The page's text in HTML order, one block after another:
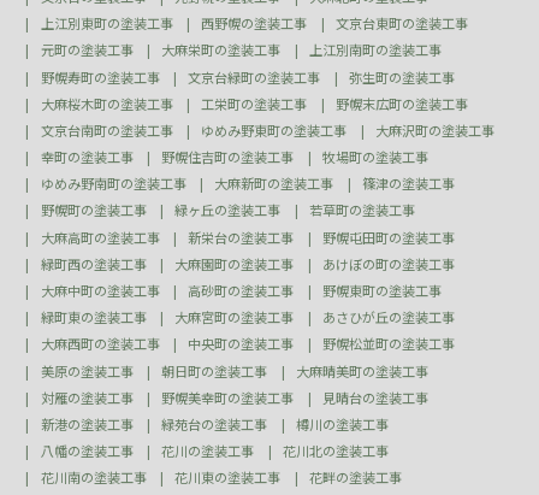
上江別東町の塗装工事
西野幌の塗装工事
文京台東町の塗装工事
元町の塗装工事
大麻栄町の塗装工事
上江別南町の塗装工事
野幌寿町の塗装工事
文京台緑町の塗装工事
弥生町の塗装工事
大麻桜木町の塗装工事
工栄町の塗装工事
野幌末広町の塗装工事
文京台南町の塗装工事
ゆめみ野東町の塗装工事
大麻沢町の塗装工事
幸町の塗装工事
野幌住吉町の塗装工事
牧場町の塗装工事
ゆめみ野南町の塗装工事
大麻新町の塗装工事
篠津の塗装工事
野幌町の塗装工事
緑ヶ丘の塗装工事
若草町の塗装工事
大麻高町の塗装工事
新栄台の塗装工事
野幌屯田町の塗装工事
緑町西の塗装工事
大麻園町の塗装工事
あけぼの町の塗装工事
大麻中町の塗装工事
高砂町の塗装工事
野幌東町の塗装工事
緑町東の塗装工事
大麻宮町の塗装工事
あさひが丘の塗装工事
大麻西町の塗装工事
中央町の塗装工事
野幌松並町の塗装工事
美原の塗装工事
朝日町の塗装工事
大麻晴美町の塗装工事
対雁の塗装工事
野幌美幸町の塗装工事
見晴台の塗装工事
新港の塗装工事
緑苑台の塗装工事
樽川の塗装工事
八幡の塗装工事
花川の塗装工事
花川北の塗装工事
花川南の塗装工事
花川東の塗装工事
花畔の塗装工事